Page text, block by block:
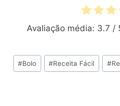
Avaliação média: 3.7 /
Tags
do
#Bolo #Receita Fácil #